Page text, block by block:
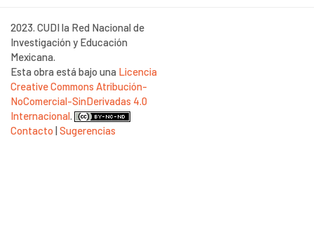
2023. CUDI la Red Nacional de
Investigación y Educación
Mexicana.
Esta obra está bajo una Licencia
Creative Commons Atribución-
NoComercial-SinDerivadas 4.0
Internacional
Contacto |Sugerencias